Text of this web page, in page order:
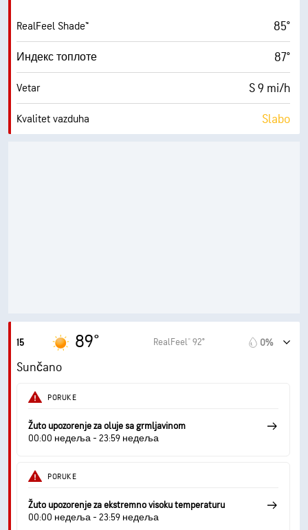
RealFeel Shade™ 85°
Индекс топлоте 87°
Vetar S 9 mi/h
Kvalitet vazduha Slabo
Vidljivost 10 mi
Izuzetno oblačno
15 89° RealFeel® 92° 0%
Sunčano
PORUKE
Žuto upozorenje za oluje sa grmljavinom
00:00 недеља - 23:59 недеља
PORUKE
Žuto upozorenje za ekstremno visoku temperaturu
00:00 недеља - 23:59 недеља